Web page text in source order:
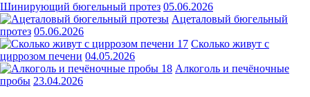
Шинирующий бюгельный протез 05.06.2026
Ацеталовый бюгельный
протез 05.06.2026
Сколько живут с
циррозом печени 04.05.2026
Алкоголь и печёночные
пробы 23.04.2026